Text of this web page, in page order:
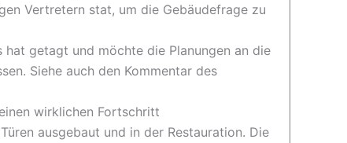
Vertretern stat, um die Gebäudefrage zu
getagt und möchte die Planungen an die
Siehe auch den Kommentar des
wirklichen Fortschritt
ausgebaut und in der Restauration. Die